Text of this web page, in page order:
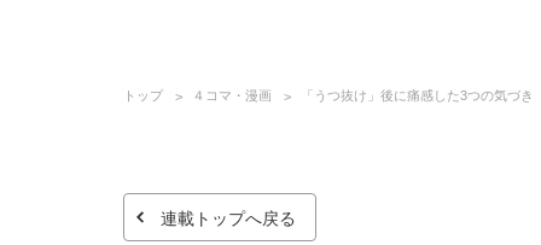
トップ ４コマ・漫画 「うつ抜け」後に痛感した3つの気づき
連載トップへ戻る